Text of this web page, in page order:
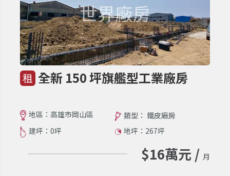
租 全新 150 坪旗艦型工業廠房
地區：高雄市岡山區
類型： 鐵皮廠房
建坪：0坪
地坪：267坪
$16萬元 / 月